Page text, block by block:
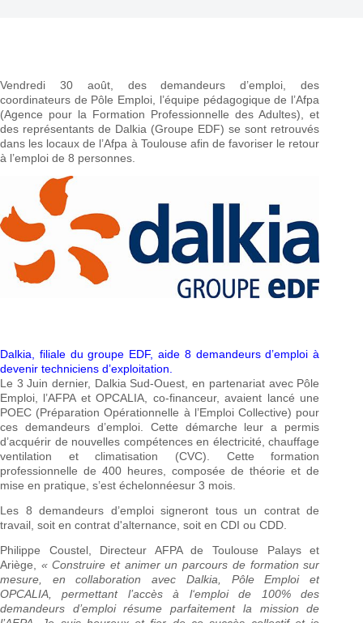
Vendredi 30 août, des demandeurs d’emploi, des
coordinateurs de Pôle Emploi, l’équipe pédagogique de l’Afpa
(Agence pour la Formation Professionnelle des Adultes), et
des représentants de Dalkia (Groupe EDF) se sont retrouvés
dans les locaux de l’Afpa à Toulouse afin de favoriser le retour
à l’emploi de 8 personnes.
Dalkia, filiale du groupe EDF, aide 8 demandeurs d’emploi à
devenir techniciens d’exploitation.
Le 3 Juin dernier, Dalkia Sud-Ouest, en partenariat avec Pôle
Emploi, l’AFPA et OPCALIA, co-financeur, avaient lancé une
POEC (Préparation Opérationnelle à l’Emploi Collective) pour
ces demandeurs d’emploi. Cette démarche leur a permis
d’acquérir de nouvelles compétences en électricité, chauffage
ventilation et climatisation (CVC). Cette formation
professionnelle de 400 heures, composée de théorie et de
mise en pratique, s’est échelonnéesur 3 mois.
Les 8 demandeurs d’emploi signeront tous un contrat de
travail, soit en contrat d'alternance, soit en CDI ou CDD.
Philippe Coustel, Directeur AFPA de Toulouse Palays et
Ariège, « Construire et animer un parcours de formation sur
mesure, en collaboration avec Dalkia, Pôle Emploi et
OPCALIA, permettant l’accès à l‘emploi de 100% des
demandeurs d’emploi résume parfaitement la mission de